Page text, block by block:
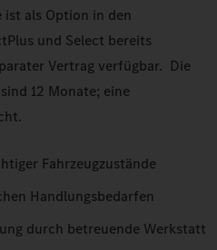
ist als Option in den
und Select bereits
Vertrag verfügbar. Die
12 Monate; eine
Fahrzeugzustände
Handlungsbedarfen
durch betreuende Werkstatt